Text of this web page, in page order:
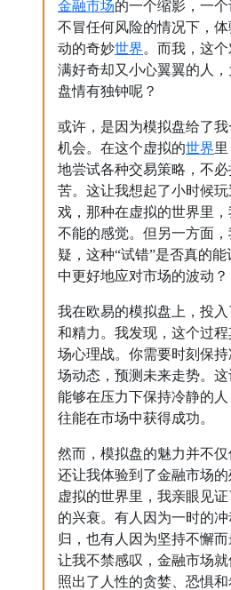
金融市场的一个缩影，一
不冒任何风险的情况下，
动的奇妙世界。而我，这
满好奇却又小心翼翼的人
盘情有独钟呢？
或许，是因为模拟盘给了我
机会。在这个虚拟的世界
地尝试各种交易策略，不
苦。这让我想起了小时候
戏，那种在虚拟的世界里
不能的感觉。但另一方面
疑，这种“试错”是否真的
中更好地应对市场的波动？
我在欧易的模拟盘上，投
和精力。我发现，这个过
场心理战。你需要时刻保
场动态，预测未来走势。
能够在压力下保持冷静的
往能在市场中获得成功。
然而，模拟盘的魅力并不
还让我体验到了金融市场
虚拟的世界里，我亲眼见
的兴衰。有人因为一时的
归，也有人因为坚持不懈
让我不禁感叹，金融市场就
照出了人性的贪婪、恐惧和